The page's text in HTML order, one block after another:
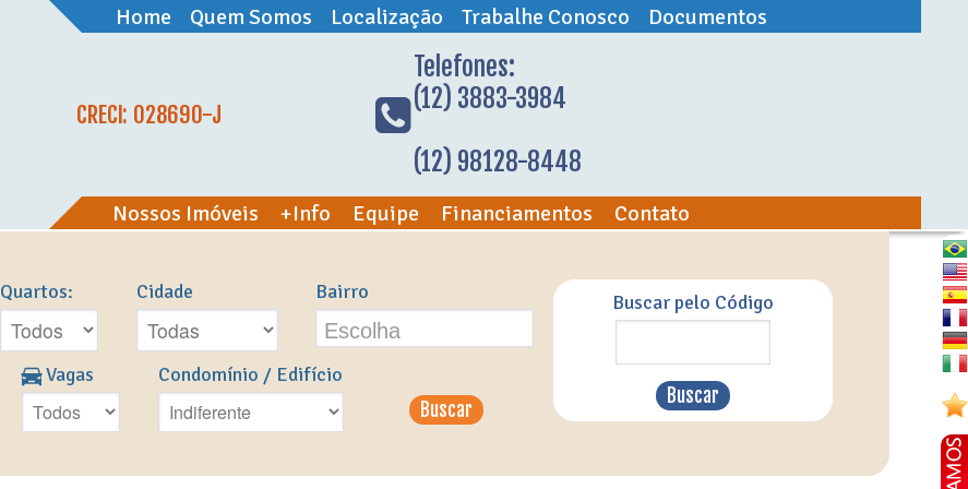
Home Quem Somos Localização Trabalhe Conosco Documentos
CRECI: 028690-J
Telefones:
(12) 3883-3984
(12) 98128-8448
Nossos Imóveis +Info Equipe Financiamentos Contato
Quartos: Cidade
Bairro
Escolha
Vagas Condomínio / Edifício
Buscar pelo Código